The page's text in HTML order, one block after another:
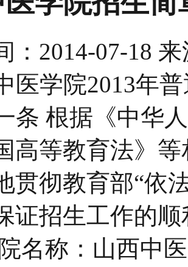
： 2014-07-18 来
医学院2013年
根据《中华
高等教育法》
贯彻教育部“依
证招生工作的
名称：山西中